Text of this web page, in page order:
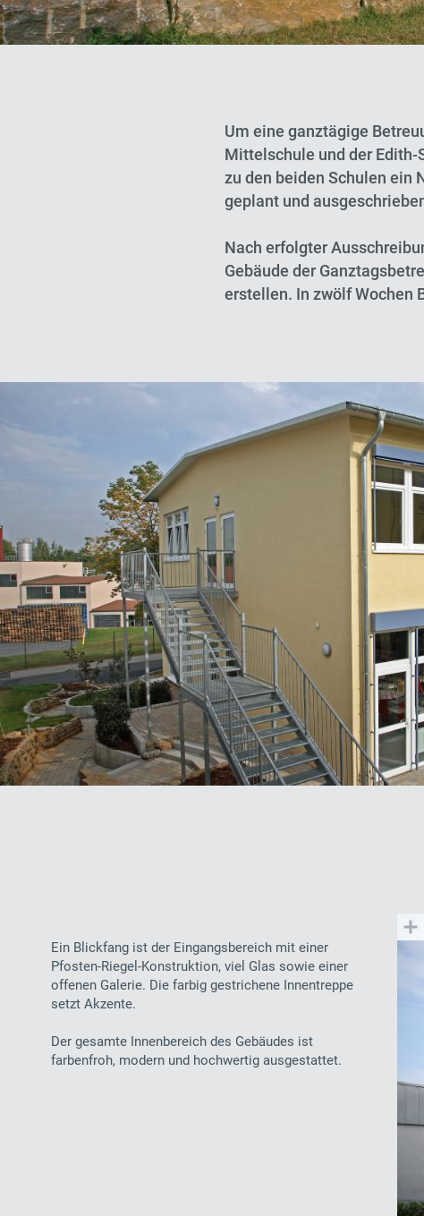
Um eine ganztägige
Mittelschule und der
zu den beiden Schulen ein
geplant und
Nach erfolgter
Gebäude der
erstellen. In zwölf Wochen
Ein Blickfang ist der Eingangsbereich mit einer
Pfosten-Riegel-Konstruktion, viel Glas sowie einer
offenen Galerie. Die farbig gestrichene Innentreppe
setzt Akzente.
Der gesamte Innenbereich des Gebäudes ist
farbenfroh, modern und hochwertig ausgestattet.